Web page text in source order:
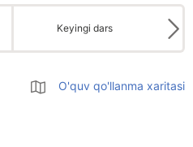
Keyingi dars
O'quv qo'llanma xaritasi